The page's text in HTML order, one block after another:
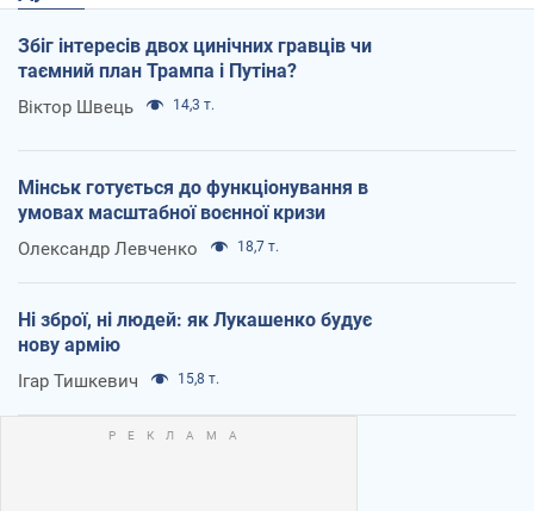
Збіг інтересів двох цинічних гравців чи
таємний план Трампа і Путіна?
Віктор Швець 14,3 т.
Мінськ готується до функціонування в
умовах масштабної воєнної кризи
Олександр Левченко 18,7 т.
Ні зброї, ні людей: як Лукашенко будує
нову армію
Ігар Тишкевич 15,8 т.